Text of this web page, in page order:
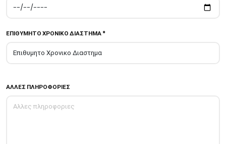
ΕΠΙΘΥΜΗΤΟ ΧΡΟΝΙΚΟ ΔΙΑΣΤΗΜΑ *
ΑΛΛΕΣ ΠΛΗΡΟΦΟΡΙΕΣ